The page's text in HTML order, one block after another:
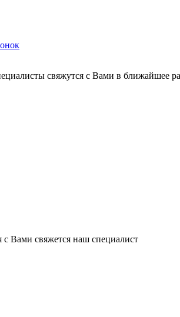
свяжутся с Вами в ближайшее
Вами свяжется наш специалист